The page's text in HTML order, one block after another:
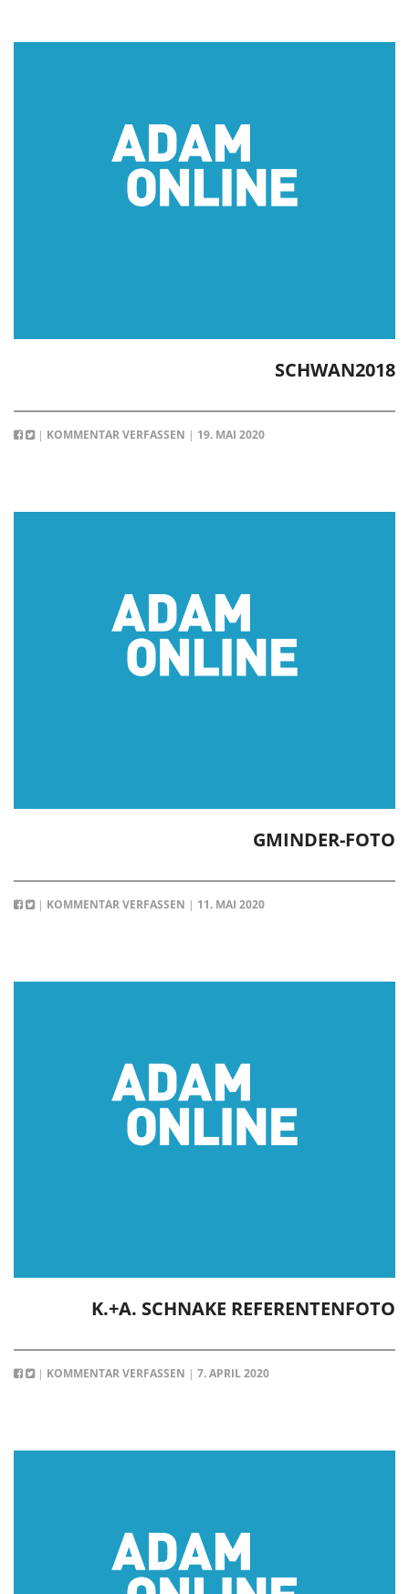
SCHWAN2018
| KOMMENTAR VERFASSEN | 19. MAI 2020
GMINDER-FOTO
| KOMMENTAR VERFASSEN | 11. MAI 2020
K.+A. SCHNAKE REFERENTENFOTO
| KOMMENTAR VERFASSEN | 7. APRIL 2020